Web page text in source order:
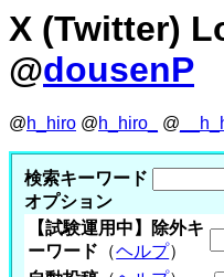
X (Twitter)
@dousenP
@h_hiro @h_hiro_ @
検索キーワード
オプション
【試験運用中】除外キ
ーワード （ヘルプ）